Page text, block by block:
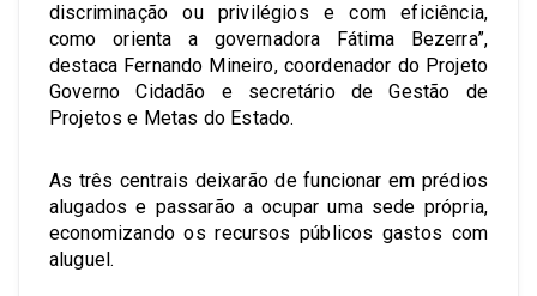
discriminação ou privilégios e com eficiência,
como orienta a governadora Fátima Bezerra”,
destaca Fernando Mineiro, coordenador do Projeto
Governo Cidadão e secretário de Gestão de
Projetos e Metas do Estado.
As três centrais deixarão de funcionar em prédios
alugados e passarão a ocupar uma sede própria,
economizando os recursos públicos gastos com
aluguel.